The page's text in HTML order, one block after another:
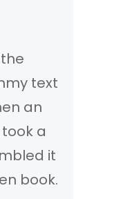
text
an
a
it
book.